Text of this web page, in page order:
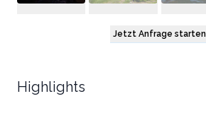
Jetzt Anfrage starten
Highlights